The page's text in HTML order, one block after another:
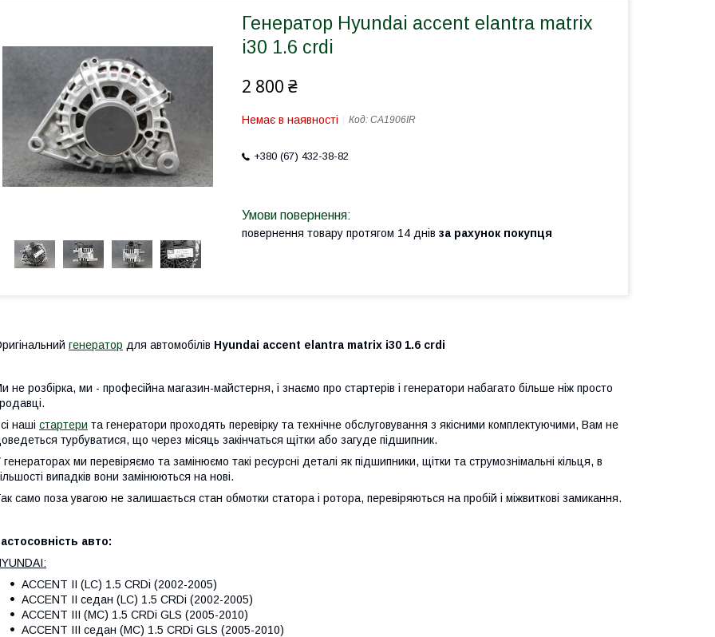
Генератор Hyundai accent elantra matrix
i30 1.6 crdi
2 800 ₴
Немає в наявності Код: CA1906IR
+380 (67) 432-38-82
повернення товару протягом 14 днів за рахунок покупця
генератор для автомобілів Hyundai accent elantra matrix i30 1.6 crdi
не розбірка, ми - професійна магазин-майстерня, і знаємо про стартерів і генератори набагато більше ніж просто
наші стартери та генератори проходять перевірку та технічне обслуговування з якісними комплектуючими, Вам не
турбуватися, що через місяць закінчаться щітки або загуде підшипник.
генераторах ми перевіряємо та замінюємо такі ресурсні деталі як підшипники, щітки та струмознімальні кільця, в
випадків вони замінюються на нові.
само поза увагою не залишається стан обмотки статора і ротора, перевіряються на пробій і міжвиткові замикання.
авто:
ACCENT II (LC) 1.5 CRDi (2002-2005)
ACCENT II седан (LC) 1.5 CRDi (2002-2005)
ACCENT III (MC) 1.5 CRDi GLS (2005-2010)
ACCENT III седан (MC) 1.5 CRDi GLS (2005-2010)